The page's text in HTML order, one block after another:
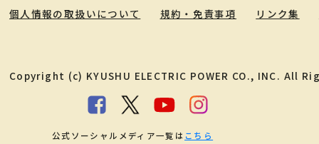
個人情報の取扱いについて 規約・免責事項 リンク集
Copyright (c) KYUSHU ELECTRIC POWER CO., INC. All
公式ソーシャルメディア一覧は こちら